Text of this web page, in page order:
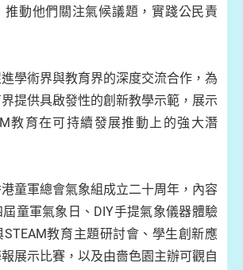
推動他們關注氣候議題，實踐公民責
學術界與教育界的深度交流合作，為
提供具啟發性的創新教學示範，展示
教育在可持續發展推動上的強大潛
童軍總會氣象組成立二十周年，內容
童軍氣象日、DIY手提氣象儀器體驗
教育主題研討會、學生創新應
展示比賽，以及由嗇色園主辦可觀自